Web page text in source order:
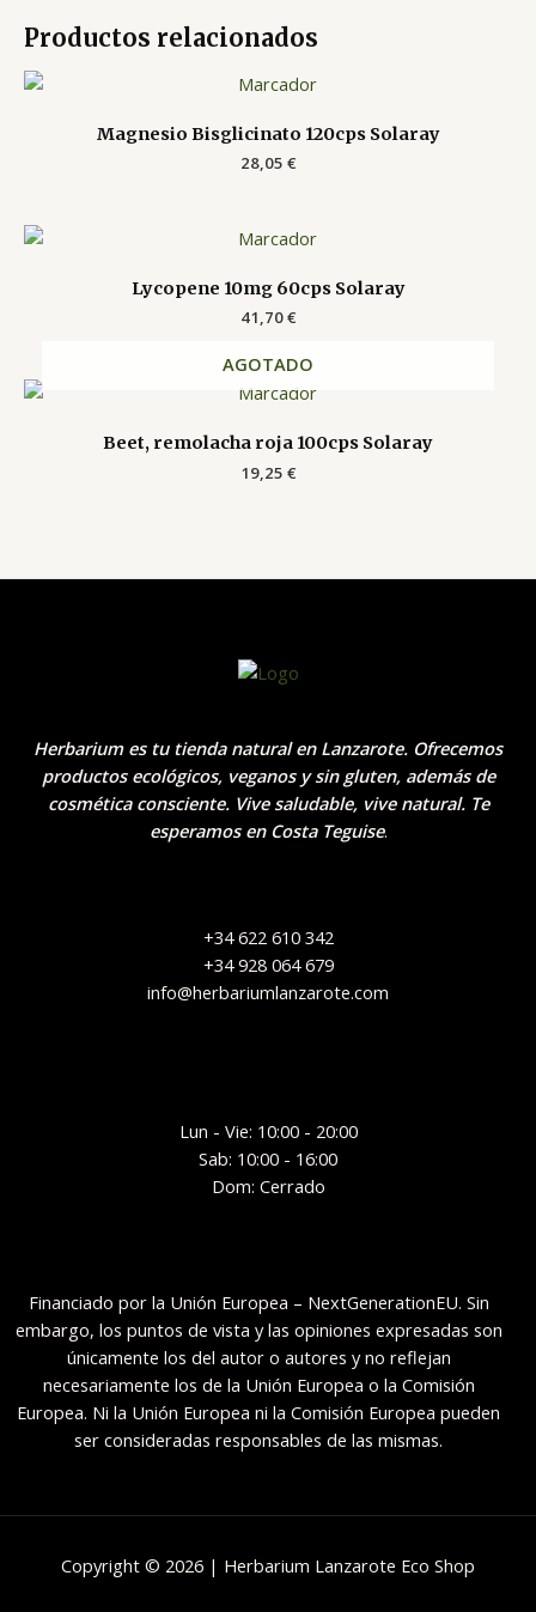
Productos relacionados
Magnesio Bisglicinato 120cps Solaray
28,05 €
Lycopene 10mg 60cps Solaray
41,70€
AGOTADO
Beet, remolacha roja 100cps Solaray
19,25 €
Herbarium es tu tienda natural en Lanzarote. Ofrecemos
productos ecológicos, veganos y sin gluten, además de
cosmética consciente. Vive saludable, vive natural. Te
esperamos en Costa Teguise.
+34 622 610 342
+34 928 064 679
info@herbariumlanzarote.com
Lun - Vie: 10:00 - 20:00
Sab: 10:00 - 16:00
Dom: Cerrado
Financiado por la Unión Europea – NextGenerationEU. Sin
embargo, los puntos de vista y las opiniones expresadas son
únicamente los del autor o autores y no reflejan
necesariamente los de la Unión Europea o la Comisión
Europea. Ni la Unión Europea ni la Comisión Europea pueden
ser consideradas responsables de las mismas.
Copyright © 2026 | Herbarium Lanzarote Eco Shop